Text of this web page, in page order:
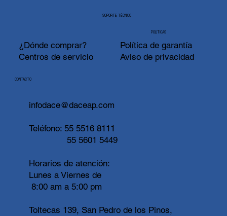
SOPORTE TÉCNICO
¿Dónde comprar?
Centros de servicio
POLÍTICAS
Política de garantía
Aviso de privacidad
infodace@daceap.com
Teléfono:55 5516 8111
55 5601 5449
Horarios de atención:
Lunes a Viernes de
8:00 am a 5:00 pm
Toltecas 139, San Pedro de los Pinos,
CONTACTO